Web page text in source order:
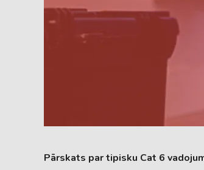
Pārskats par tipisku Cat 6